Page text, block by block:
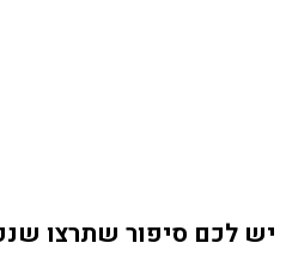
יש לכם סיפור שתרצו